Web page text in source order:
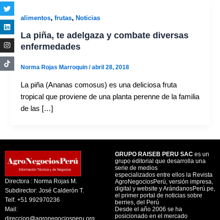
alimentos, frutas, Noticias
La piña, te adelgaza y combate diversas
enfermedades
Norma Rojas Marroquin /abril 28, 2018
La piña (Ananas comosus) es una deliciosa fruta
tropical que proviene de una planta perenne de la familia
de las […]
Directora : Norma Rojas M.
Subdirector: José Calderón T.
Telf. +51 992970236
Mail:
direccion@agronegociosperu.org
GRUPO RAISEB PERU SAC es un
grupo editorial que desarrolla una
serie de medios
especializados entre ellos la Revista
AgroNegociosPerú, versión impresa,
digital y website y ArándanosPerú.pe,
el primer portal de noticias sobre
berries, del Perú
Desde el año 2006 se ha
posicionado en el mercado